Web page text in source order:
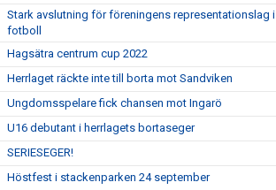
Stark avslutning för föreningens representationslag i
fotboll
Hagsätra centrum cup 2022
Herrlaget räckte inte till borta mot Sandviken
Ungdomsspelare fick chansen mot Ingarö
U16 debutant i herrlagets bortaseger
SERIESEGER!
Höstfest i stackenparken 24 september